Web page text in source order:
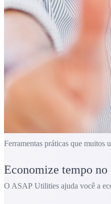
Ferramentas práticas que muitos
Economize tempo
O ASAP Utilities ajuda você a